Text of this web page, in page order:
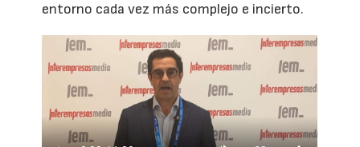
entorno cada vez más complejo e incierto.